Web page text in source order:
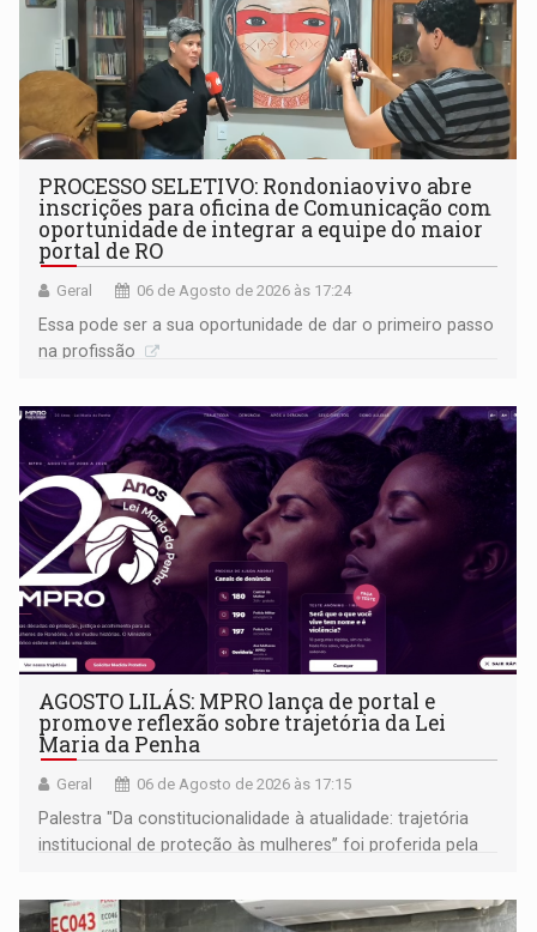
PROCESSO SELETIVO: Rondoniaovivo abre
inscrições para oficina de Comunicação com
oportunidade de integrar a equipe do maior
portal de RO
Geral 06 de Agosto de 2026 às 17:24
Essa pode ser a sua oportunidade de dar o primeiro passo
na profissão
AGOSTO LILÁS: MPRO lança de portal e
promove reflexão sobre trajetória da Lei
Maria da Penha
Geral 06 de Agosto de 2026 às 17:15
Palestra "Da constitucionalidade à atualidade: trajetória
institucional de proteção às mulheres” foi proferida pela
Goiás